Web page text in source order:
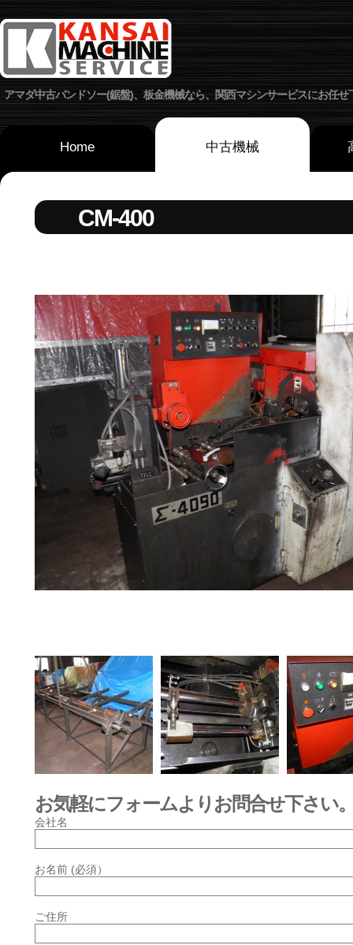
アマダ中古バンドソー(鋸盤)、板金機械なら、関西マシンサービスにお任せ
Home 中古機械
CM-400
お気軽にフォームよりお問合せ下さい
会社名
お名前 (必須）
ご住所